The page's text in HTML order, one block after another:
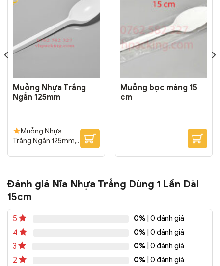
Muỗng Nhựa Trắng
Ngắn 125mm
Muỗng Nhựa
Trắng Ngắn 125mm,
Muỗng Chè, Muỗng Flan
Muỗng bọc màng 15
cm
Đánh giá Nĩa Nhựa Trắng Dùng 1 Lần Dài
15cm
5 0% | 0 đánh giá
4 0% | 0 đánh giá
3 0% | 0 đánh giá
2 0% | 0 đánh giá